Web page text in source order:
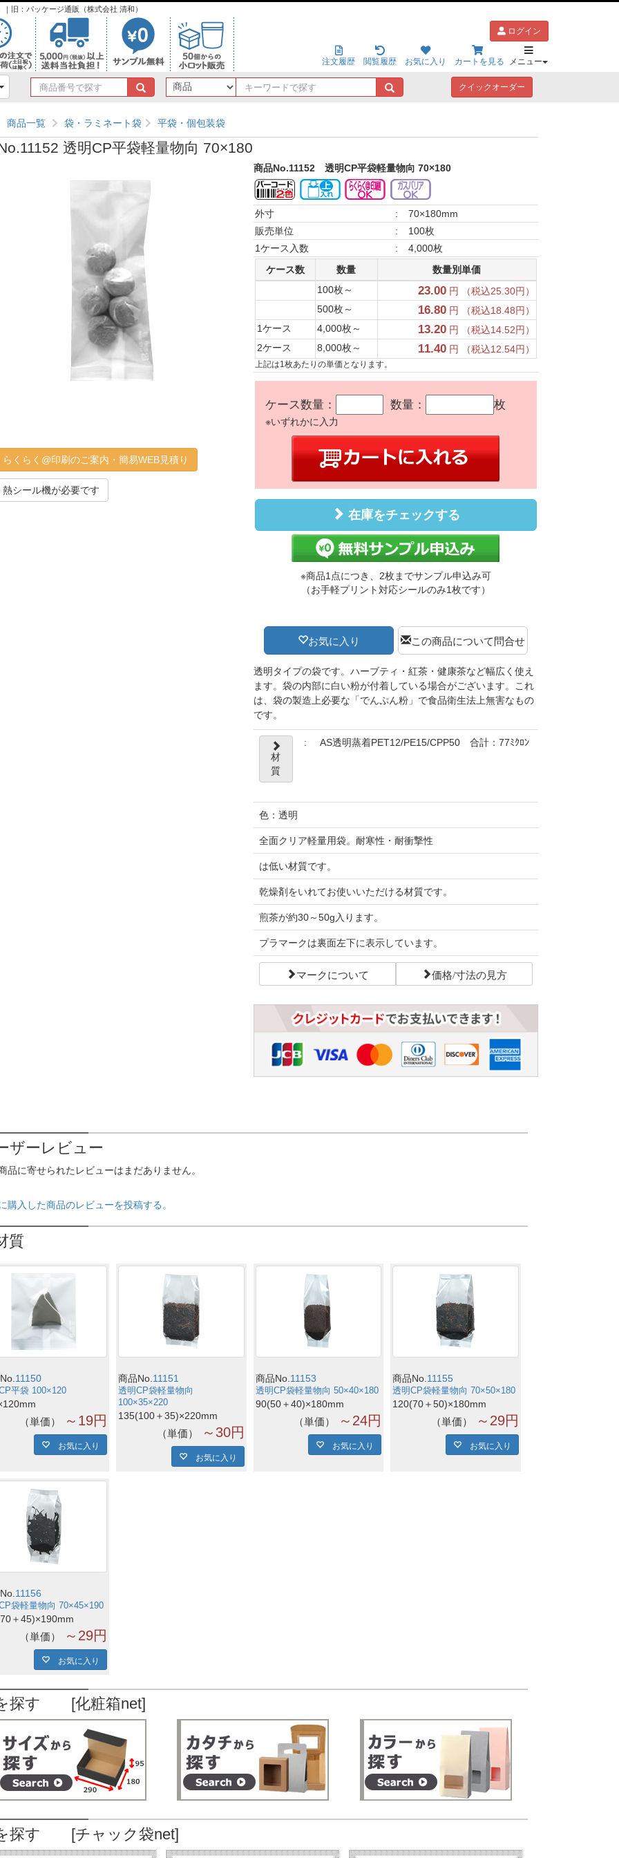
旧：パッケージ通販（株式会社 清和）
ログイン
注文履歴 閲覧履歴 お気に入り カートを見る メニュー
商
品
号
で
探
キ
ー
ド
探
す
クイックオーダー
商品一覧 袋・ラミネート袋 平袋・個包装袋
透明CP平袋軽量物向 70×180
らくらく@印刷のご案内・簡易WEB見積り
熱シール機が必要です
商品No.11152 透明CP平袋軽量物向 70×180
外寸 :
70×180mm
販売単位
:
100枚
1ケース入数
:
4,000枚
ケース数
数量
数量別単価
100枚～
23.00円 （税込25.30円）
500枚～
16.80円 （税込18.48円）
1ケース
4,000枚～ 13.20円 （税込14.52円）
2ケース
8,000枚～ 11.40円 （税込12.54円）
上記は1枚あたりの単価となります。
ケース数量： 数量： 枚
※いずれかに入力
在庫をチェックする
※商品1点につき、2枚までサンプル申込み可
（お手軽プリント対応シールのみ1枚です）
お気に入り この商品について問合せ
透明タイプの袋です。ハーブティ・紅茶・健康茶など幅広く使え
ます。袋の内部に白い粉が付着している場合がございます。これ
は、袋の製造上必要な「でんぷん粉」で食品衛生法上無害なもの
です。
材
質
: AS透明蒸着PET12/PE15/CPP50 合計：77ﾐｸﾛﾝ
色：透明
全面クリア軽量用袋。耐寒性・耐衝撃性
は低い材質です。
乾燥剤をいれてお使いいただける材質です。
煎茶が約30～50g入ります。
プラマークは裏面左下に表示しています。
マークについて 価格/寸法の見方
ザーレビュー
品に寄せられたレビューはまだありません。
購入した商品のレビューを投稿する。
質
11150
平袋 100×120
単価 ～19円
お気に入り
商品No. 11151
透明CP袋軽量物向
100×35×220
135(100＋35)×220mm
単価 ～30円
お気に入り
商品No. 11153
透明CP袋軽量物向 50×40×180
90(50＋40)×180mm
単価 ～24円
お気に入り
商品No. 11155
透明CP袋軽量物向 70×50×180
120(70＋50)×180mm
単価 ～29円
お気に入り
11156
袋軽量物向 70×45×190
＋45)×190mm
単価 ～29円
お気に入り
探す [化粧箱net]
探す [チャック袋net]